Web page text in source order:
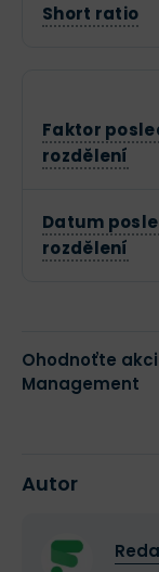
Short ratio
Faktor
rozdělení
Datum
rozdělení
Ohodnoťte
Management
Autor